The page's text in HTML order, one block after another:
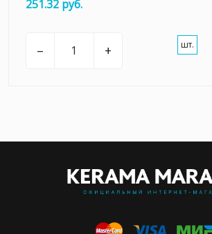
251.32 руб.
– + шт.